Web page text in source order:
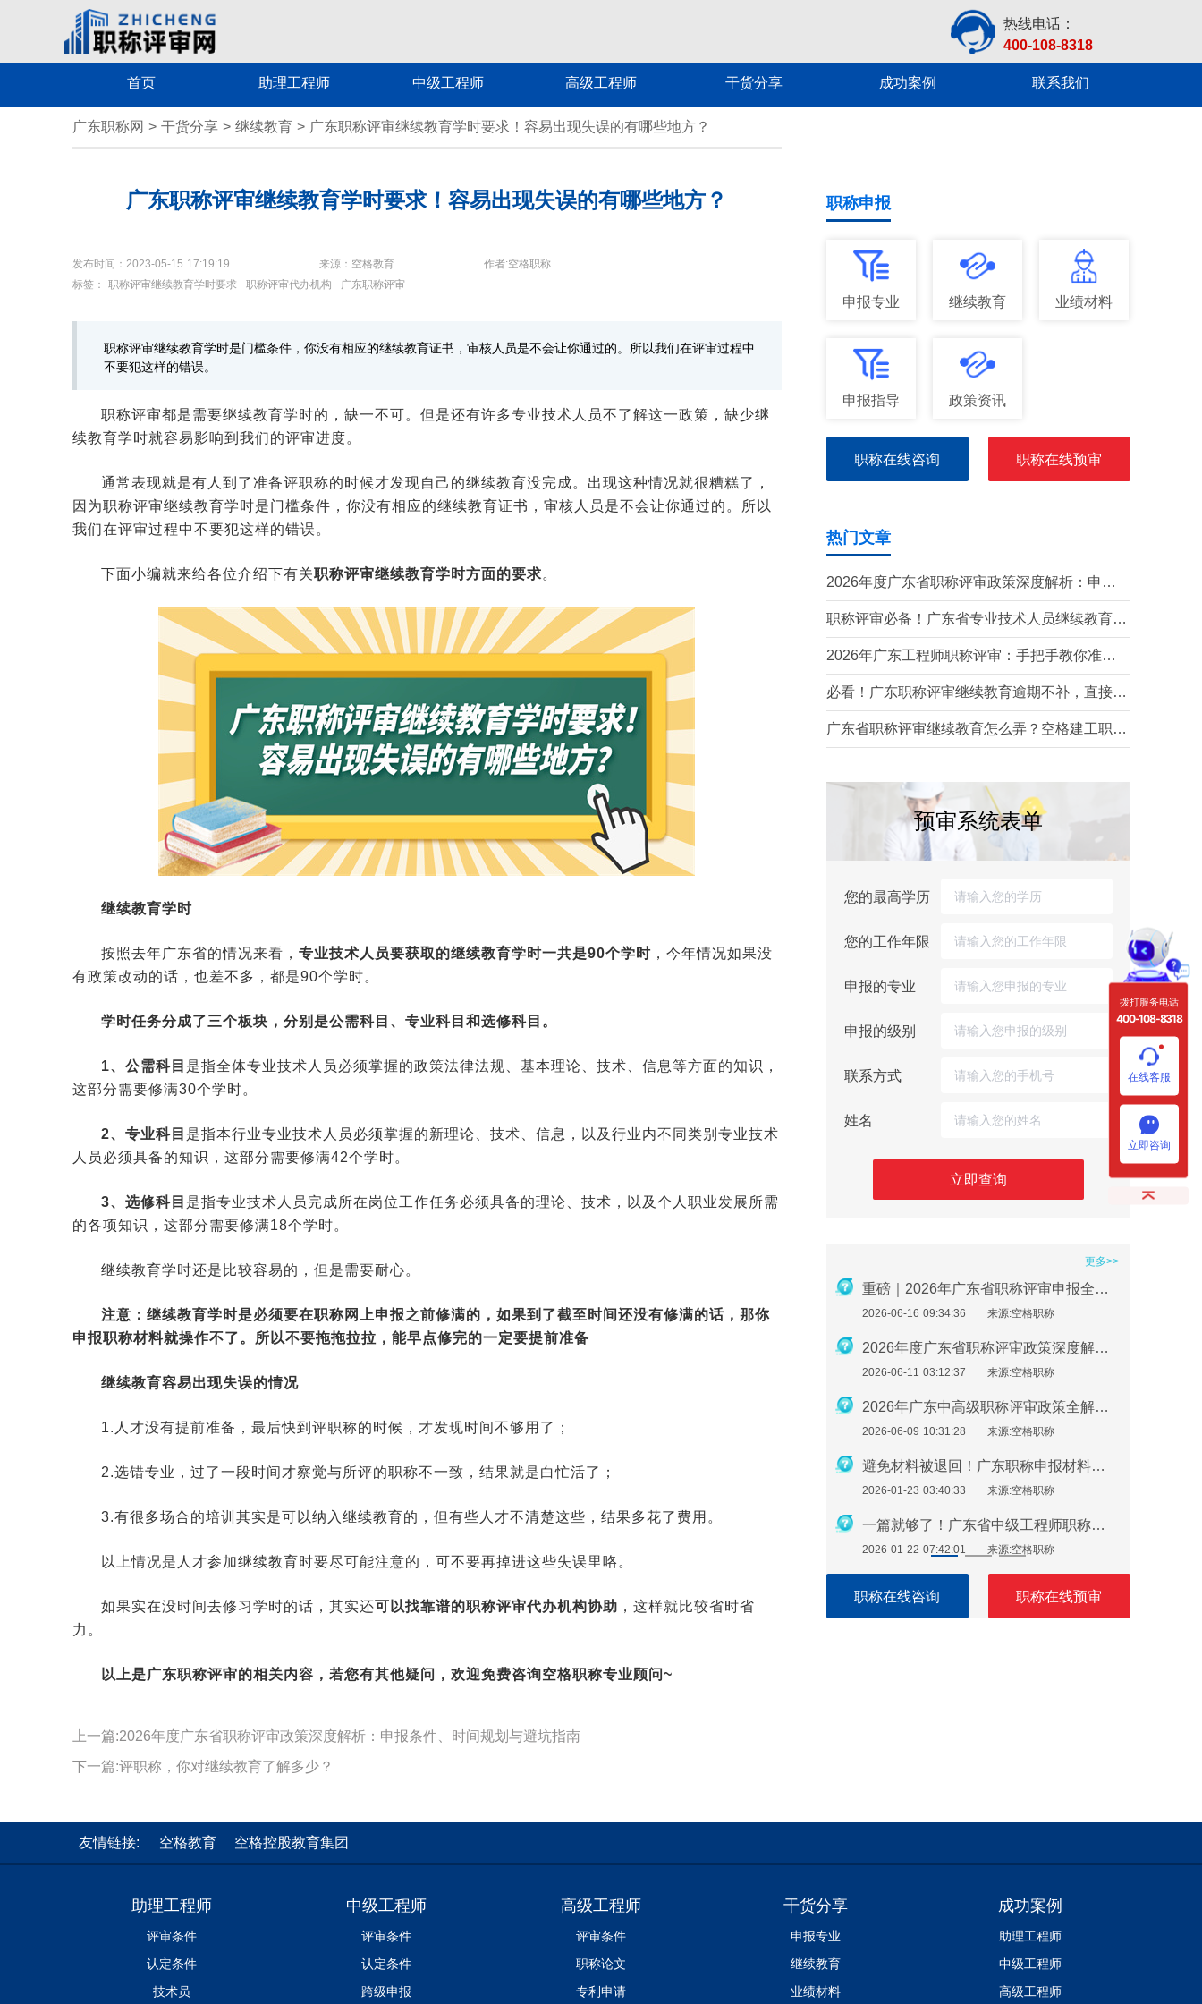
热线电话：
400-108-8318
首页 助理工程师 中级工程师 高级工程师 干货分享 成功案例 联系我们
广东职称网 > 干货分享 > 继续教育 > 广东职称评审继续教育学时要求！容易出现失误的有哪些地方？
广东职称评审继续教育学时要求！容易出现失误的有哪些地方？
发布时间：2023-05-15 17:19:19 来源：空格教育
作者:空格职称
标签： 职称评审继续教育学时要求 职称评审代办机构 广东职称评审
职称评审继续教育学时是门槛条件，你没有相应的继续教育证书，审核人员是不会让你通过的。所以我们在评审过程中
不要犯这样的错误。
职称评审都是需要继续教育学时的，缺一不可。但是还有许多专业技术人员不了解这一政策，缺少继
续教育学时就容易影响到我们的评审进度。
通常表现就是有人到了准备评职称的时候才发现自己的继续教育没完成。出现这种情况就很糟糕了，
因为职称评审继续教育学时是门槛条件，你没有相应的继续教育证书，审核人员是不会让你通过的。所以
我们在评审过程中不要犯这样的错误。
下面小编就来给各位介绍下有关职称评审继续教育学时方面的要求。
继续教育学时
按照去年广东省的情况来看， 专业技术人员要获取的继续教育学时一共是90个学时，今年情况如果没
有政策改动的话，也差不多，都是90个学时。
学时任务分成了三个板块，分别是公需科目、专业科目和选修科目。
1、公需科目 是指全体专业技术人员必须掌握的政策法律法规、基本理论、技术、信息等方面的知识，
这部分需要修满30个学时。
2、专业科目 是指本行业专业技术人员必须掌握的新理论、技术、信息，以及行业内不同类别专业技术
人员必须具备的知识，这部分需要修满42个学时。
3、选修科目 是指专业技术人员完成所在岗位工作任务必须具备的理论、技术，以及个人职业发展所需
的各项知识，这部分需要修满18个学时。
继续教育学时还是比较容易的，但是需要耐心。
注意：继续教育学时是必须要在职称网上申报之前修满的，如果到了截至时间还没有修满的话，那你
申报职称材料就操作不了。所以不要拖拖拉拉，能早点修完的一定要提前准备
继续教育容易出现失误的情况
1.人才没有提前准备，最后快到评职称的时候，才发现时间不够用了；
2.选错专业，过了一段时间才察觉与所评的职称不一致，结果就是白忙活了；
3.有很多场合的培训其实是可以纳入继续教育的，但有些人才不清楚这些，结果多花了费用。
以上情况是人才参加继续教育时要尽可能注意的，可不要再掉进这些失误里咯。
如果实在没时间去修习学时的话，其实还可以找靠谱的职称评审代办机构协助 ，这样就比较省时省
力。
以上是广东职称评审的相关内容，若您有其他疑问，欢迎免费咨询空格职称专业顾问~
上一篇:2026年度广东省职称评审政策深度解析：申报条件、时间规划与避坑指南
下一篇:评职称，你对继续教育了解多少？
职称申报
申报专业 继续教育 业绩材料
申报指导 政策资讯
职称在线咨询 职称在线预审
热门文章
2026年度广东省职称评审政策深度解析：申报
条件、时间规划与避坑指南
职称评审必备！广东省专业技术人员继续教育学
时要求（2026年）
2026年广东工程师职称评审：手把手教你准备
申报材料
必看！广东职称评审继续教育逾期不补，直接影
响评审通过
广东省职称评审继续教育怎么弄？空格建工职称
最全攻略！
预审系统表单
您的最高学历
您的工作年限
申报的专业
申报的级别
联系方式
姓名
立即查询
更多>>
重磅｜2026年广东省职称评审申报全流程指南
2026-06-16 09:34:36 来源:空格职称
2026年度广东省职称评审政策深度解析：申报条件、时间规划与避坑指南
2026-06-11 03:12:37 来源:空格职称
2026年广东中高级职称评审政策全解析：条件、流程与实操指南
2026-06-09 10:31:28 来源:空格职称
避免材料被退回！广东职称申报材料指南（2026最新版）
2026-01-23 03:40:33 来源:空格职称
一篇就够了！广东省中级工程师职称评定需要准备哪些材料？
2026-01-22 07:42:01 来源:空格职称
2026-01-14 09:07:16 来源:空格职称
职称在线咨询 职称在线预审
友情链接: 空格教育 空格控股教育集团
助理工程师
评审条件
认定条件
技术员
中级工程师
评审条件
认定条件
跨级申报
高级工程师
评审条件
职称论文
专利申请
干货分享
申报专业
继续教育
业绩材料
成功案例
助理工程师
中级工程师
高级工程师
拨打服务电话
400-108-8318
在线客服
立即咨询